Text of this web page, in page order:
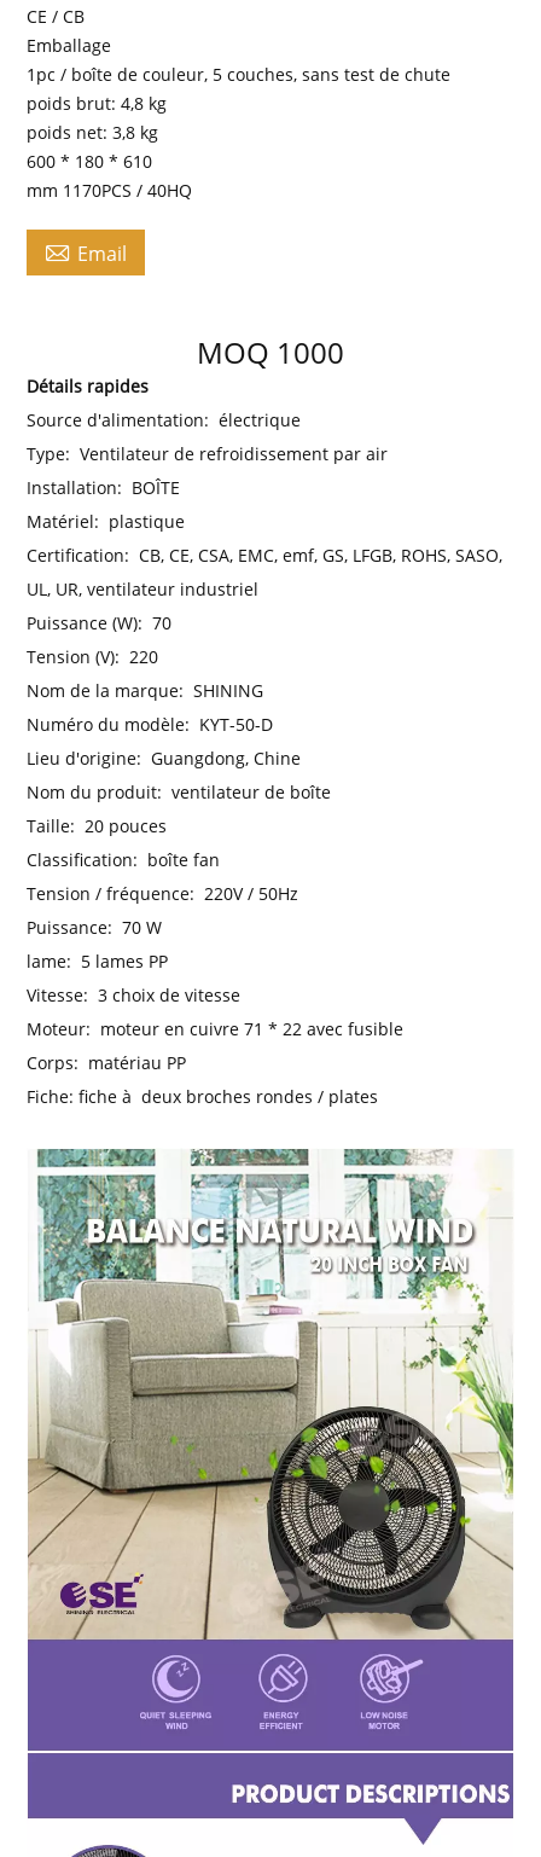
CE / CB
Emballage
1pc / boîte de couleur, 5 couches, sans test de chute
poids brut: 4,8 kg
poids net: 3,8 kg
600 * 180 * 610
mm 1170PCS / 40HQ
 Email
MOQ 1000
Détails rapides
Source d'alimentation: électrique
Type: Ventilateur de refroidissement par air
Installation: BOÎTE
Matériel: plastique
Certification: CB, CE, CSA, EMC, emf, GS, LFGB, ROHS, SASO,
UL, UR, ventilateur industriel
Puissance (W): 70
Tension (V): 220
Nom de la marque: SHINING
Numéro du modèle: KYT-50-D
Lieu d'origine: Guangdong, Chine
Nom du produit: ventilateur de boîte
Taille: 20 pouces
Classification: boîte fan
Tension / fréquence: 220V / 50Hz
Puissance: 70 W
lame: 5 lames PP
Vitesse: 3 choix de vitesse
Moteur: moteur en cuivre 71 * 22 avec fusible
Corps: matériau PP
Fiche: fiche à deux broches rondes / plates